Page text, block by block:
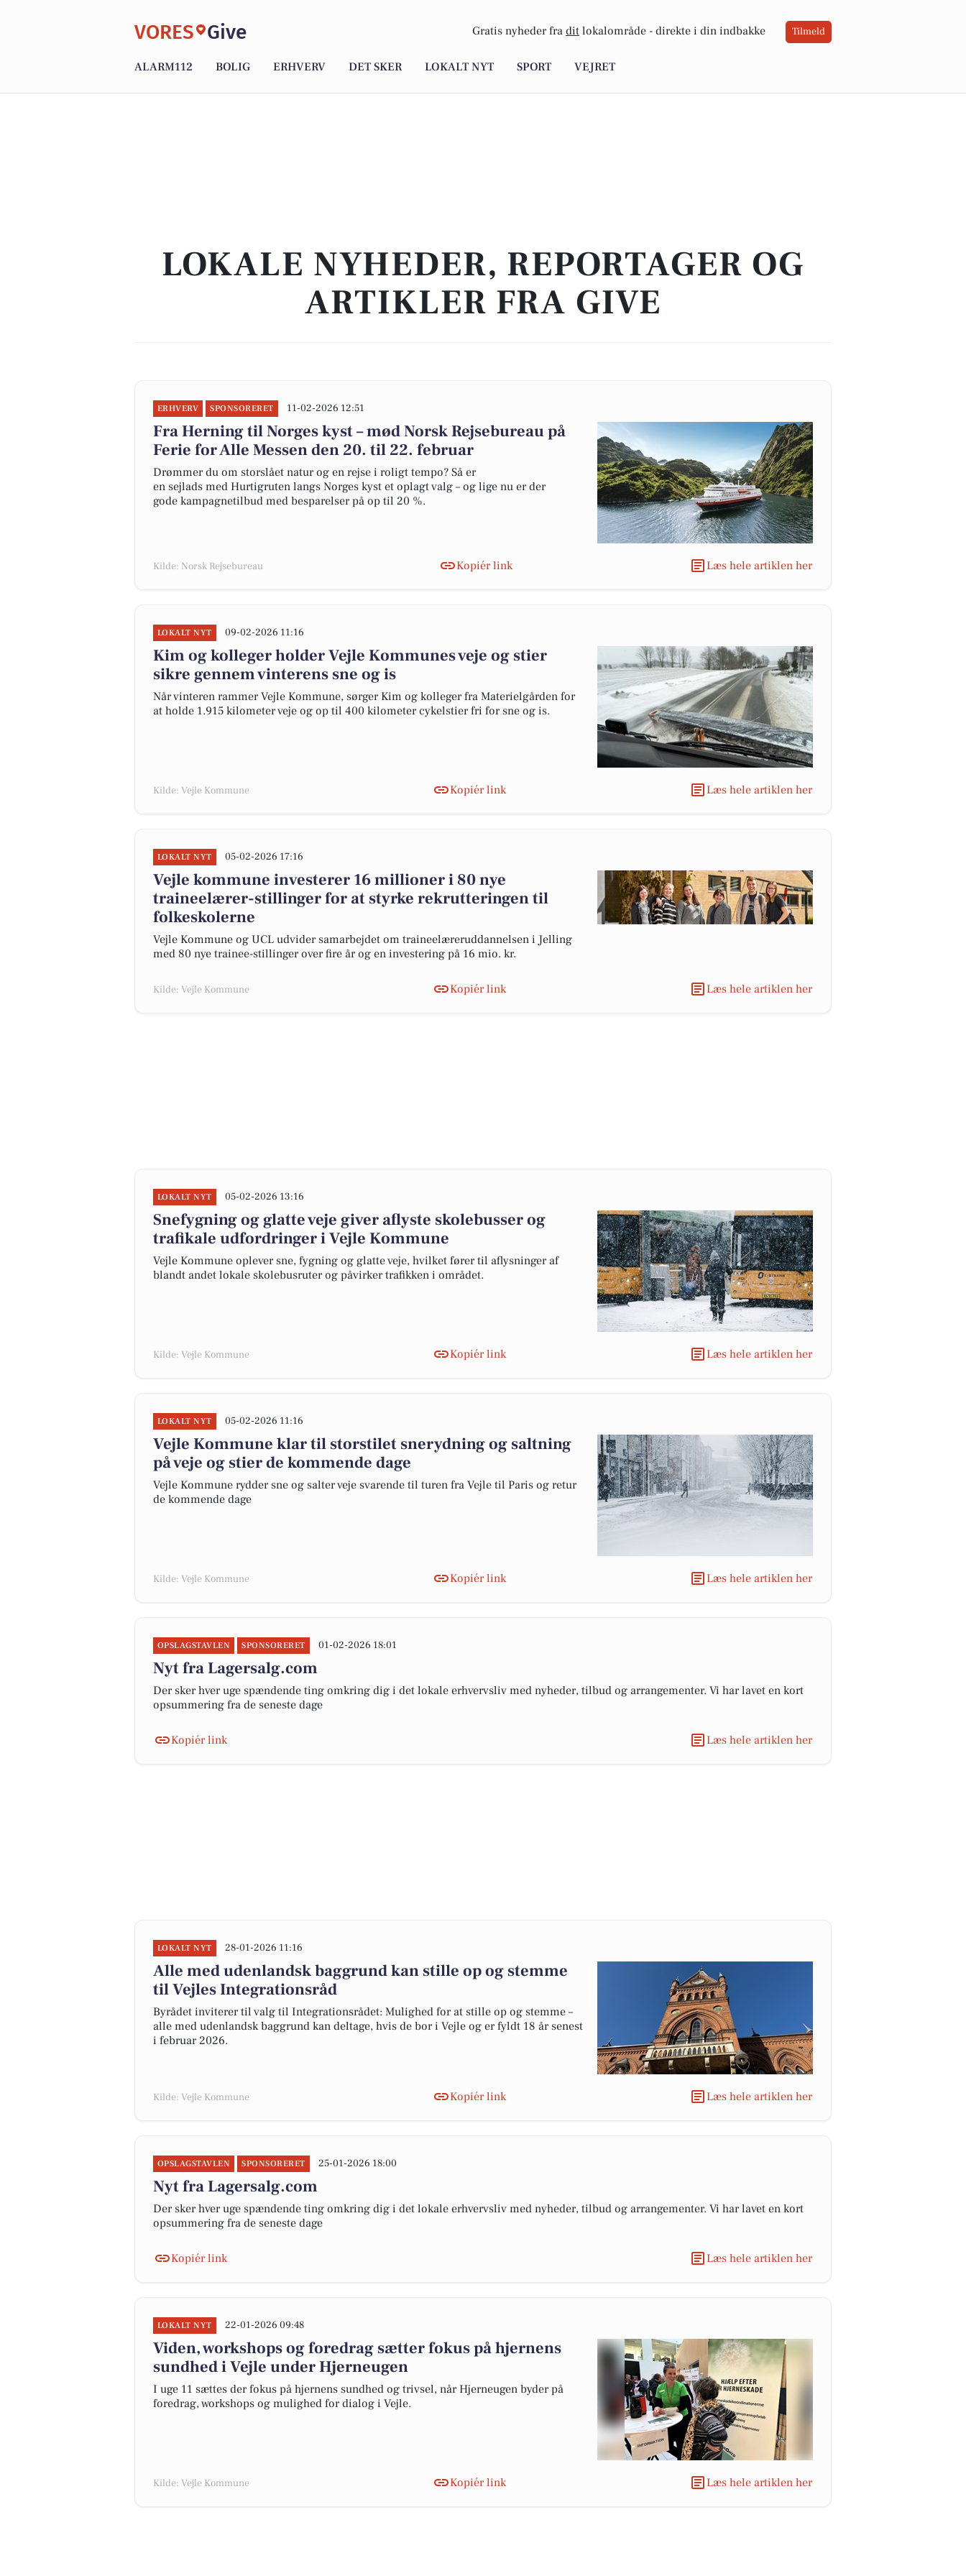
VORES Give Gratis nyheder fra dit lokalområde - direkte i din indbakke Tilmeld
ALARM112 BOLIG ERHVERV DET SKER LOKALT NYT SPORT VEJRET
LOKALE NYHEDER, REPORTAGER OG
ARTIKLER FRA GIVE
ERHVERV SPONSORERET 11-02-2026 12:51
Fra Herning til Norges kyst – mød Norsk Rejsebureau på
Ferie for Alle Messen den 20. til 22. februar
Drømmer du om storslået natur og en rejse i roligt tempo? Så er
en sejlads med Hurtigruten langs Norges kyst et oplagt valg – og lige nu er der
gode kampagnetilbud med besparelser på op til 20 %.
Kilde: Norsk Rejsebureau Kopiér link Læs hele artiklen her
LOKALT NYT 09-02-2026 11:16
Kim og kolleger holder Vejle Kommunes veje og stier
sikre gennem vinterens sne og is
Når vinteren rammer Vejle Kommune, sørger Kim og kolleger fra Materielgården for
at holde 1.915 kilometer veje og op til 400 kilometer cykelstier fri for sne og is.
Kilde: Vejle Kommune Kopiér link Læs hele artiklen her
LOKALT NYT 05-02-2026 17:16
Vejle kommune investerer 16 millioner i 80 nye
traineelærer-stillinger for at styrke rekrutteringen til
folkeskolerne
Vejle Kommune og UCL udvider samarbejdet om traineelæreruddannelsen i Jelling
med 80 nye trainee-stillinger over fire år og en investering på 16 mio. kr.
Kilde: Vejle Kommune Kopiér link Læs hele artiklen her
LOKALT NYT 05-02-2026 13:16
Snefygning og glatte veje giver aflyste skolebusser og
trafikale udfordringer i Vejle Kommune
Vejle Kommune oplever sne, fygning og glatte veje, hvilket fører til aflysninger af
blandt andet lokale skolebusruter og påvirker trafikken i området.
Kilde: Vejle Kommune Kopiér link Læs hele artiklen her
LOKALT NYT 05-02-2026 11:16
Vejle Kommune klar til storstilet snerydning og saltning
på veje og stier de kommende dage
Vejle Kommune rydder sne og salter veje svarende til turen fra Vejle til Paris og retur
de kommende dage
Kilde: Vejle Kommune Kopiér link Læs hele artiklen her
OPSLAGSTAVLEN SPONSORERET 01-02-2026 18:01
Nyt fra Lagersalg.com
Der sker hver uge spændende ting omkring dig i det lokale erhvervsliv med nyheder, tilbud og arrangementer. Vi har lavet en kort
opsummering fra de seneste dage
Kopiér link Læs hele artiklen her
LOKALT NYT 28-01-2026 11:16
Alle med udenlandsk baggrund kan stille op og stemme
til Vejles Integrationsråd
Byrådet inviterer til valg til Integrationsrådet: Mulighed for at stille op og stemme –
alle med udenlandsk baggrund kan deltage, hvis de bor i Vejle og er fyldt 18 år senest
i februar 2026.
Kilde: Vejle Kommune Kopiér link Læs hele artiklen her
OPSLAGSTAVLEN SPONSORERET 25-01-2026 18:00
Nyt fra Lagersalg.com
Der sker hver uge spændende ting omkring dig i det lokale erhvervsliv med nyheder, tilbud og arrangementer. Vi har lavet en kort
opsummering fra de seneste dage
Kopiér link Læs hele artiklen her
LOKALT NYT 22-01-2026 09:48
Viden, workshops og foredrag sætter fokus på hjernens
sundhed i Vejle under Hjerneugen
I uge 11 sættes der fokus på hjernens sundhed og trivsel, når Hjerneugen byder på
foredrag, workshops og mulighed for dialog i Vejle.
Kilde: Vejle Kommune Kopiér link Læs hele artiklen her